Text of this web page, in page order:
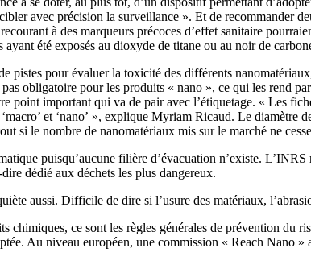
avec précision la surveillance ». Et de recommander
à des marqueurs précoces d’effet sanitaire
ayant été exposés au dioxyde de titane ou au noir de
pistes pour évaluer la toxicité des différents
obligatoire pour les produits « nano », ce qui les rend
point important qui va de pair avec l’étiquetage. « Les
et ‘nano’ », explique Myriam Ricaud. Le
si le nombre de nanomatériaux mis sur le marché ne
puisqu’aucune filière d’évacuation n’existe.
dédié aux déchets les plus dangereux.
aussi. Difficile de dire si l’usure des matériaux,
chimiques, ce sont les règles générales de prévention
Au niveau européen, une commission « Reach Nano